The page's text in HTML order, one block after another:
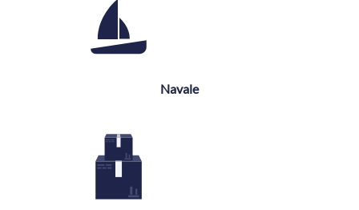
Navale